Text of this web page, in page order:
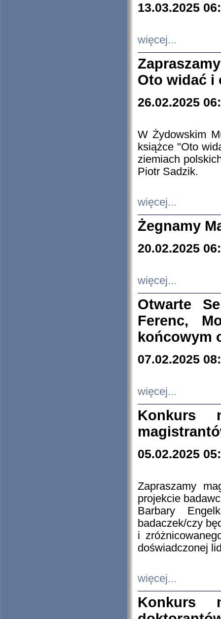
13.03.2025
więcej...
Oto widać i
26.02.2025
W Żydowskim
książce "Oto
ziemiach
Piotr Sadzik.
więcej...
Żegnamy
20.02.2025
więcej...
Otwarte
Ferenc,
końcowym
07.02.2025
więcej...
Konkurs
05.02.2025
Zapraszamy
projekcie
Barbary
badaczek/czy
i
doświadczonej
więcej...
Konkurs